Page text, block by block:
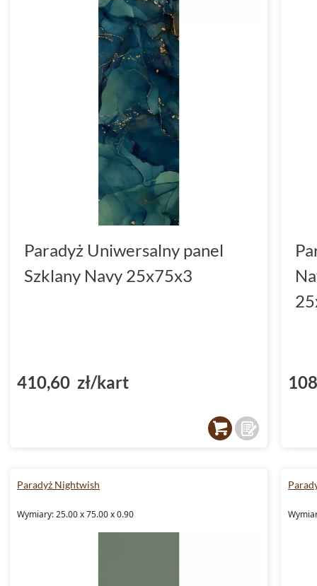
Paradyż Uniwersalny panel
Szklany Navy 25x75x3
410,60 zł/kart
Paradyż Nightwish
Wymiary: 25.00 x 75.00 x 0.90